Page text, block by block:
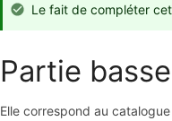
Le fait de compléter
Partie basse
Elle correspond au